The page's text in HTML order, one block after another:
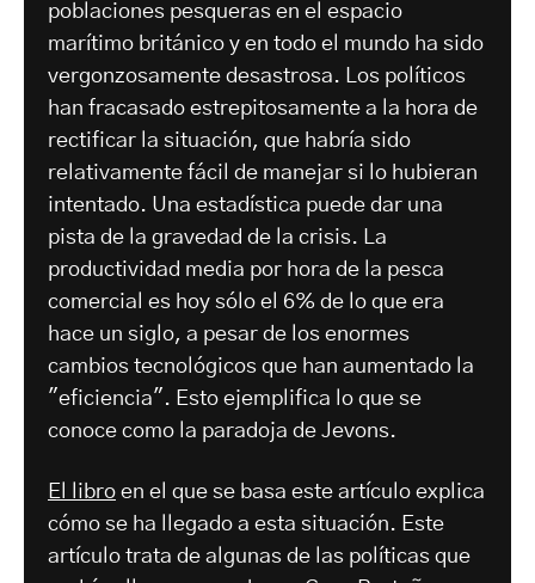
poblaciones pesqueras en el espacio
marítimo británico y en todo el mundo ha sido
vergonzosamente desastrosa. Los políticos
han fracasado estrepitosamente a la hora de
rectificar la situación, que habría sido
relativamente fácil de manejar si lo hubieran
intentado. Una estadística puede dar una
pista de la gravedad de la crisis. La
productividad media por hora de la pesca
comercial es hoy sólo el 6% de lo que era
hace un siglo, a pesar de los enormes
cambios tecnológicos que han aumentado la
"eficiencia". Esto ejemplifica lo que se
conoce como la paradoja de Jevons.
El libro en el que se basa este artículo explica
cómo se ha llegado a esta situación. Este
artículo trata de algunas de las políticas que